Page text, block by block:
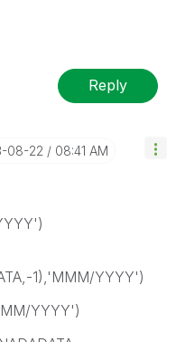
Reply
08-22 08:41 AM
1),'MMM/YYYY')
YYYY')